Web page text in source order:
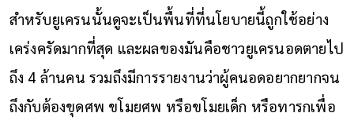
สำหรับยูเครนนั้นดูจะเป็นพื้นที่ที่นโยบายนี้ถูกใช้อย่าง
เคร่งครัดมากที่สุด และผลของมันคือชาวยูเครนอดตายไป
ถึง 4 ล้านคน รวมถึงมีการรายงานว่าผู้คนอดอยากยากจน
ถึงกับต้องขุดศพ ขโมยศพ หรือขโมยเด็ก หรือทารกเพื่อ